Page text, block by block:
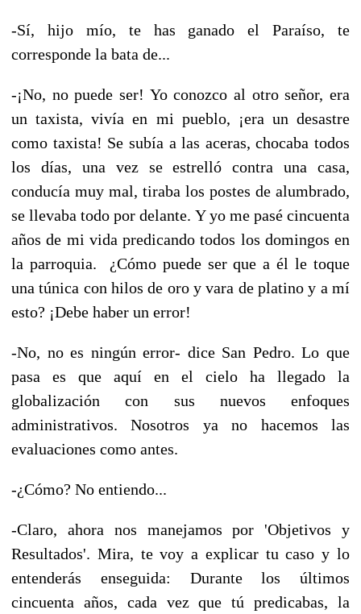
-Sí, hijo mío, te has ganado el Paraíso, te
corresponde la bata de...
-¡No, no puede ser! Yo conozco al otro señor, era
un taxista, vivía en mi pueblo, ¡era un desastre
como taxista! Se subía a las aceras, chocaba todos
los días, una vez se estrelló contra una casa,
conducía muy mal, tiraba los postes de alumbrado,
se llevaba todo por delante. Y yo me pasé cincuenta
años de mi vida predicando todos los domingos en
la parroquia. ¿Cómo puede ser que a él le toque
una túnica con hilos de oro y vara de platino y a mí
esto? ¡Debe haber un error!
-No, no es ningún error- dice San Pedro. Lo que
pasa es que aquí en el cielo ha llegado la
globalización con sus nuevos enfoques
administrativos. Nosotros ya no hacemos las
evaluaciones como antes.
-¿Cómo? No entiendo...
-Claro, ahora nos manejamos por 'Objetivos y
Resultados'. Mira, te voy a explicar tu caso y lo
entenderás enseguida: Durante los últimos
cincuenta años, cada vez que tú predicabas, la